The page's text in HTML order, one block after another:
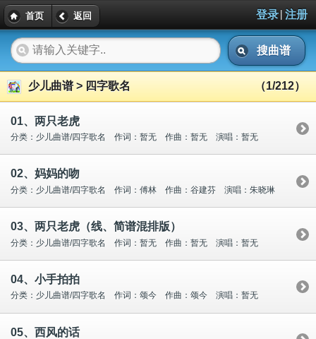
首页 返回 登录| 注册
搜曲谱
少儿曲谱 > 四字歌名 （1/212）
01、两只老虎
分类：少儿曲谱/四字歌名 作词：暂无 作曲：暂无 演唱：暂无
02、妈妈的吻
分类：少儿曲谱/四字歌名 作词：傅林 作曲：谷建芬 演唱：朱晓琳
03、两只老虎（线、简谱混排版）
分类：少儿曲谱/四字歌名 作词：暂无 作曲：暂无 演唱：暂无
04、小手拍拍
分类：少儿曲谱/四字歌名 作词：颂今 作曲：颂今 演唱：暂无
05、西风的话